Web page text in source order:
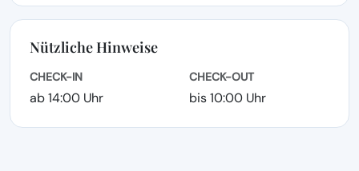
Nützliche Hinweise
CHECK-IN
ab 14:00 Uhr
CHECK-OUT
bis 10:00 Uhr